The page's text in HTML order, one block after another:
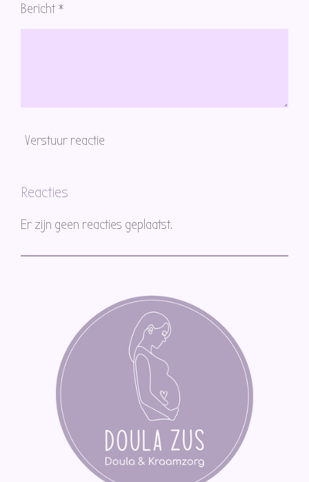
Bericht *
Verstuur reactie
Reacties
Er zijn geen reacties geplaatst.